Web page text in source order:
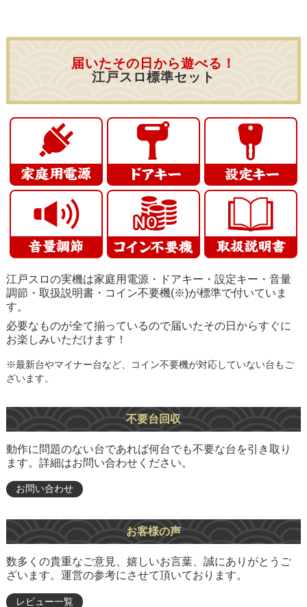
届いたその日から遊べる！
江戸スロ標準セット
江戸スロの実機は家庭用電源・ドアキー・設定キー・音量
調節・取扱説明書・コイン不要機(※)が標準で付いていま
す。
必要なものが全て揃っているので届いたその日からすぐに
お楽しみいただけます！
※最新台やマイナー台など、コイン不要機が対応していない台もご
ざいます。
不要台回収
動作に問題のない台であれば何台でも不要な台を引き取り
ます。詳細はお問い合わせください。
お問い合わせ
お客様の声
数多くの貴重なご意見、嬉しいお言葉、誠にありがとうご
ざいます。運営の参考にさせて頂いております。
レビュー一覧